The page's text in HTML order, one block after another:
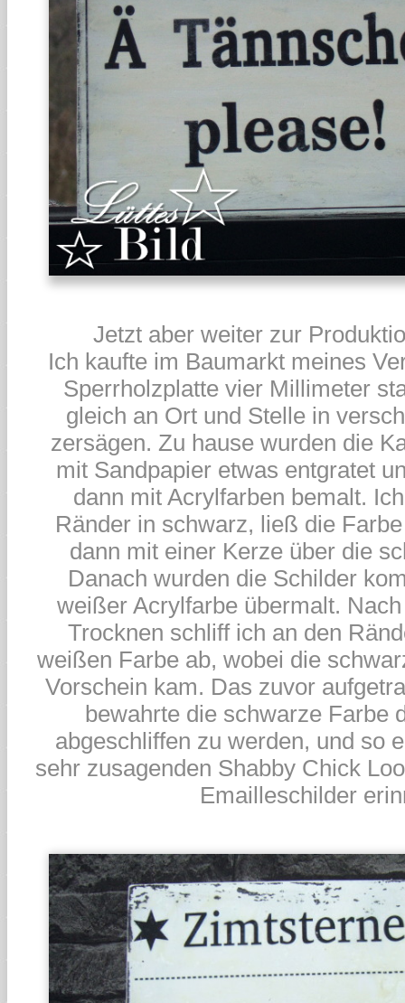
Jetzt aber weiter zur
Ich kaufte im Baumarkt meines
Sperrholzplatte vier Millimeter
gleich an Ort und Stelle in
zersägen. Zu hause wurden die
mit Sandpapier etwas entgratet
dann mit Acrylfarben bemalt.
Ränder in schwarz, ließ die
dann mit einer Kerze über die
Danach wurden die Schilder
weißer Acrylfarbe übermalt.
Trocknen schliff ich an den
weißen Farbe ab, wobei die
Vorschein kam. Das zuvor
bewahrte die schwarze Farbe
abgeschliffen zu werden, und so
sehr zusagenden Shabby Chick
Emailleschilder